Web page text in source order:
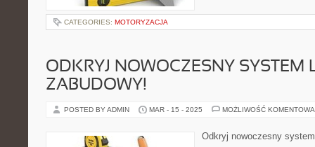
CATEGORIES: MOTORYZACJA
ODKRYJ NOWOCZESNY SYSTEM
ZABUDOWY!
POSTED BY ADMIN MAR - 15 - 2025 MOŻLIWOŚĆ
Odkryj nowoczesny